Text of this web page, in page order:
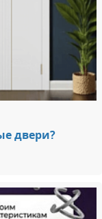
двери?